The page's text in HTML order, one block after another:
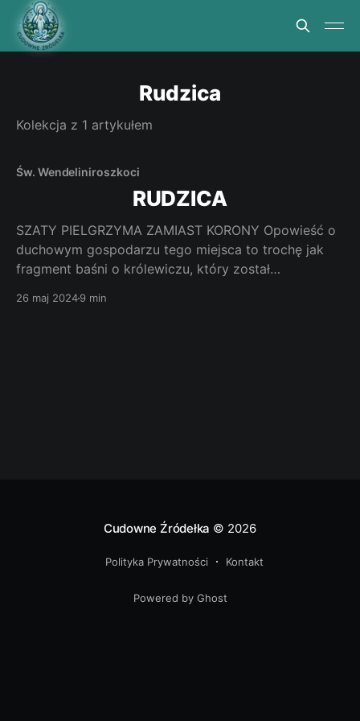
Rudzica
Kolekcja z 1 artykułem
Św. Wendeliniroszkoci
RUDZICA
SZATY PIELGRZYMA ZAMIAST KORONY Opowieść o
duchowym gospodarzu tego miejsca to trochę jak
fragment baśni o królewiczu, który został
iroszkockie pochodzenie wciąga nas w świat
26 maj 20249 min
Cudowne Źródełka © 2026
Polityka Prywatności Kontakt
Powered by Ghost